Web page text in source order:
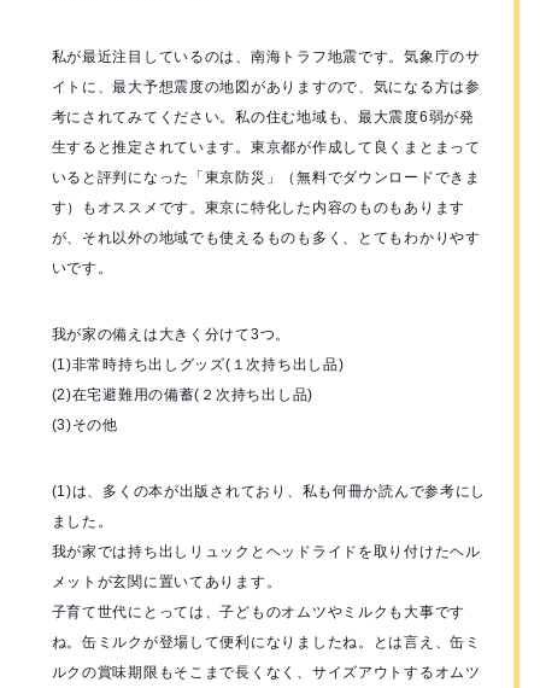
私が最近注目しているのは、南海トラフ地震です。気象庁のサ
イトに、最大予想震度の地図がありますので、気になる方は参
考にされてみてください。私の住む地域も、最大震度6弱が発
生すると推定されています。東京都が作成して良くまとまって
いると評判になった「東京防災」（無料でダウンロードできま
す）もオススメです。東京に特化した内容のものもあります
が、それ以外の地域でも使えるものも多く、とてもわかりやす
いです。
我が家の備えは大きく分けて3つ。
(1)非常時持ち出しグッズ(１次持ち出し品)
(2)在宅避難用の備蓄(２次持ち出し品)
(3)その他
(1)は、多くの本が出版されており、私も何冊か読んで参考にし
ました。
我が家では持ち出しリュックとヘッドライドを取り付けたヘル
メットが玄関に置いてあります。
子育て世代にとっては、子どものオムツやミルクも大事です
ね。缶ミルクが登場して便利になりましたね。とは言え、缶ミ
ルクの賞味期限もそこまで長くなく、サイズアウトするオムツ